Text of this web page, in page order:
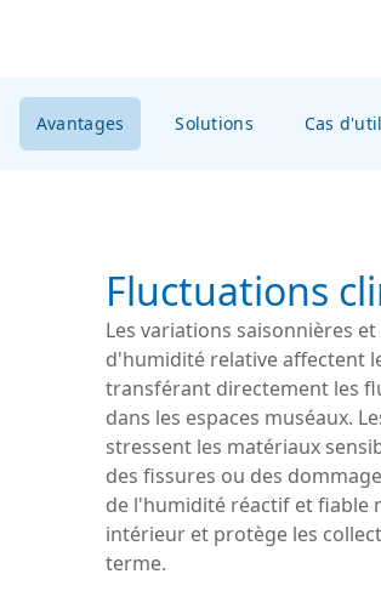
Avantages Solutions Cas
Fluctuations
Les variations saisonnières
d'humidité relative affectent
transférant directement les
dans les espaces muséaux.
stressent les matériaux
des fissures ou des
de l'humidité réactif et fiable
intérieur et protège les
terme.